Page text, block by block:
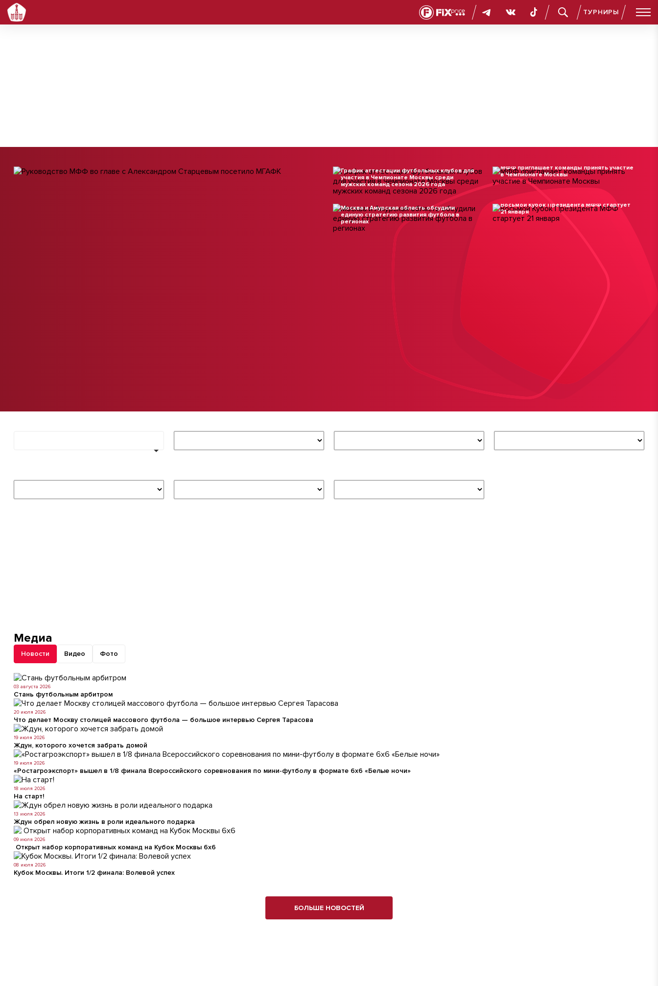
ТУРНИРЫ
МГАФК
График аттестации футбольных клубов для
участия в Чемпионате Москвы среди
мужских команд сезона 2026 года
МФФ приглашает команды принять участие
в Чемпионате Москвы
Москва и Амурская область обсудили
единую стратегию развития футбола в
регионах
22 декабря 2025
Восьмой Кубок Президента МФФ стартует
21 января
Медиа
Новости Видео Фото
03 августа 2026
Стань футбольным арбитром
20 июля 2026
Что делает Москву столицей массового футбола — большое интервью Сергея Тарасова
19 июля 2026
Ждун, которого хочется забрать домой
19 июля 2026
«Ростагроэкспорт» вышел в 1/8 финала Всероссийского соревнования по мини-футболу в формате 6x6 «Белые ночи»
18 июля 2026
На старт!
13 июля 2026
Ждун обрел новую жизнь в роли идеального подарка
09 июля 2026
​ Открыт набор корпоративных команд на Кубок Москвы 6х6
08 июля 2026
Кубок Москвы. Итоги 1/2 финала: Волевой успех
БОЛЬШЕ НОВОСТЕЙ